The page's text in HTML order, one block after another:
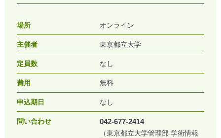
場所 オンライン
主催者 東京都立大学
定員数 なし
費用 無料
申込期日 なし
問い合わせ 042-677-2414
（東京都立大学管理部 学術情報